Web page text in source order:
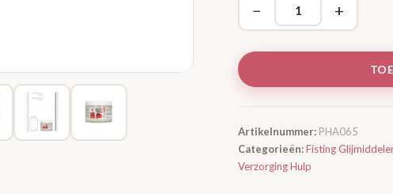
− +
Artikelnummer: PHA065
Categorieën:Fisting
Verzorging Hulp